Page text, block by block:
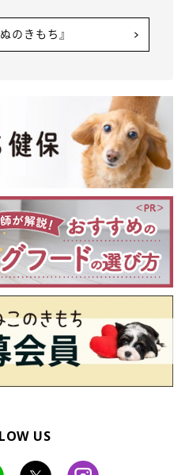
んので予めご了承ください
犬の熱中症のサインと応急処
く、命に関わる危険性のある病気です。この
症かも」と思ったときに注意すべき症状や
め、熱中症のリスクや予防・対策について
なった飼い主さんの体験談もご紹介します。
のきもち』
US